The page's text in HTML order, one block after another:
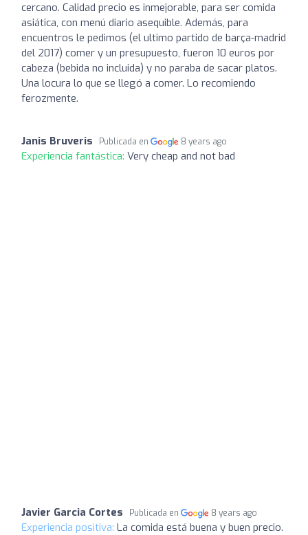
cercano. Calidad precio es inmejorable, para ser comida
asiática, con menú diario asequible. Además, para
encuentros le pedimos (el ultimo partido de barça-madrid
del 2017) comer y un presupuesto, fueron 10 euros por
cabeza (bebida no incluida) y no paraba de sacar platos.
Una locura lo que se llegó a comer. Lo recomiendo
ferozmente.
Janis Bruveris Publicada en 8 years ago
Experiencia fantástica: Very cheap and not bad
Javier Garcia Cortes Publicada en 8 years ago
Experiencia positiva: La comida está buena y buen precio.